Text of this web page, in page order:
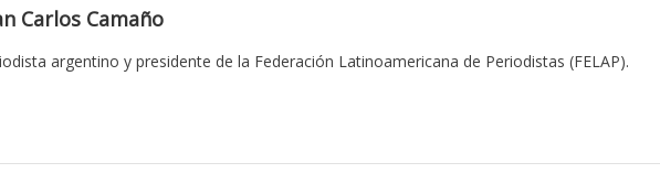
Carlos Camaño
argentino y presidente de la Federación Latinoamericana de Periodistas (FELAP).